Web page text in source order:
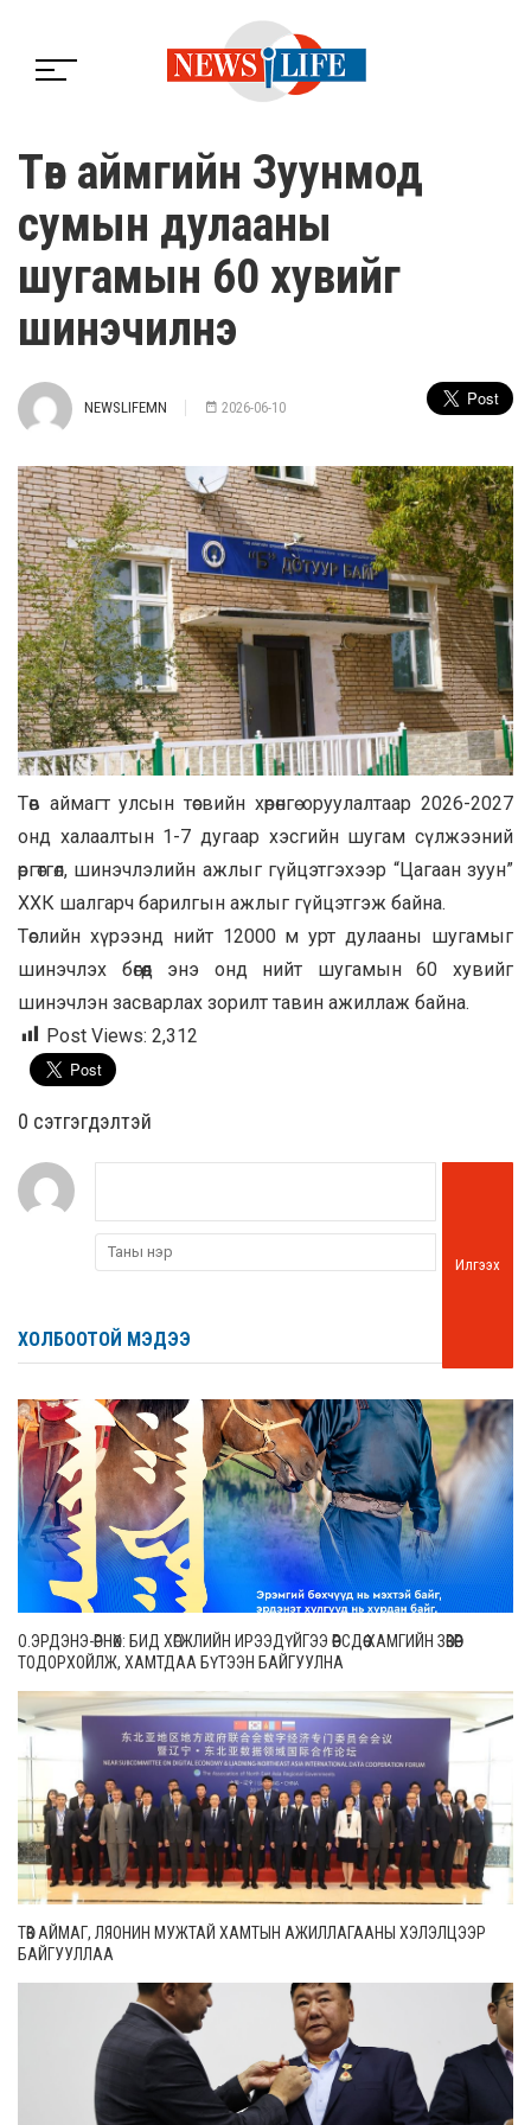
Төв аймгийн Зуунмод
сумын дулааны
шугамын 60 хувийг
шинэчилнэ
NEWSLIFEMN 2026-06-10
Төв аймагт улсын төсвийн хөрөнгө оруулалтаар 2026-2027
онд халаалтын 1-7 дугаар хэсгийн шугам сүлжээний
өргөтгөл, шинэчлэлийн ажлыг гүйцэтгэхээр “Цагаан зуун”
ХХК шалгарч барилгын ажлыг гүйцэтгэж байна.
Төслийн хүрээнд нийт 12000 м урт дулааны шугамыг
шинэчлэх бөгөөд энэ онд нийт шугамын 60 хувийг
шинэчлэн засварлах зорилт тавин ажиллаж байна.
Post Views: 2,312
0 cэтгэгдэлтэй
Илгээх
ХОЛБООТОЙ МЭДЭЭ
О.ЭРДЭНЭ-ӨРНӨХ: БИД ХӨГЖЛИЙН ИРЭЭДҮЙГЭЭ ӨӨРСДӨӨ ХАМГИЙН ЗӨВӨӨР
ТОДОРХОЙЛЖ, ХАМТДАА БҮТЭЭН БАЙГУУЛНА
ТӨВ АЙМАГ, ЛЯОНИН МУЖТАЙ ХАМТЫН АЖИЛЛАГААНЫ ХЭЛЭЛЦЭЭР
БАЙГУУЛЛАА